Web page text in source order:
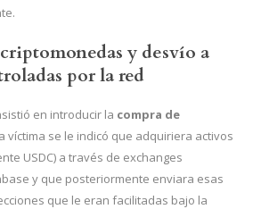
y desvío a
por la red
en introducir la compra de
víctima se le indicó que adquiriera activos
USDC) a través de exchanges
y que posteriormente enviara esas
que le eran facilitadas bajo la